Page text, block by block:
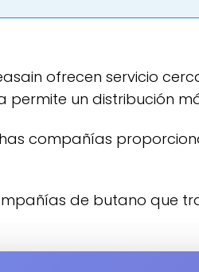
ofrecen servicio
permite un distribución